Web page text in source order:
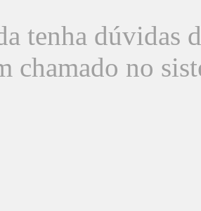
tenha dúvidas
chamado no